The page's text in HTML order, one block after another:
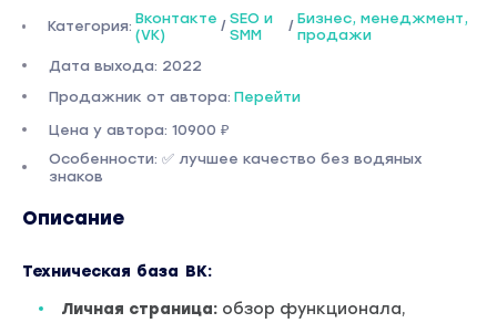
Категория: Вконтакте
(VK)
/ SEO и
SMM
/ Бизнес, менеджмент,
продажи
Дата выхода: 2022
Продажник от автора: Перейти
Цена у автора: 10900 ₽
Особенности: ✅ лучшее качество без водяных
знаков
Описание
Техническая база ВК:
Личная страница: обзор функционала,